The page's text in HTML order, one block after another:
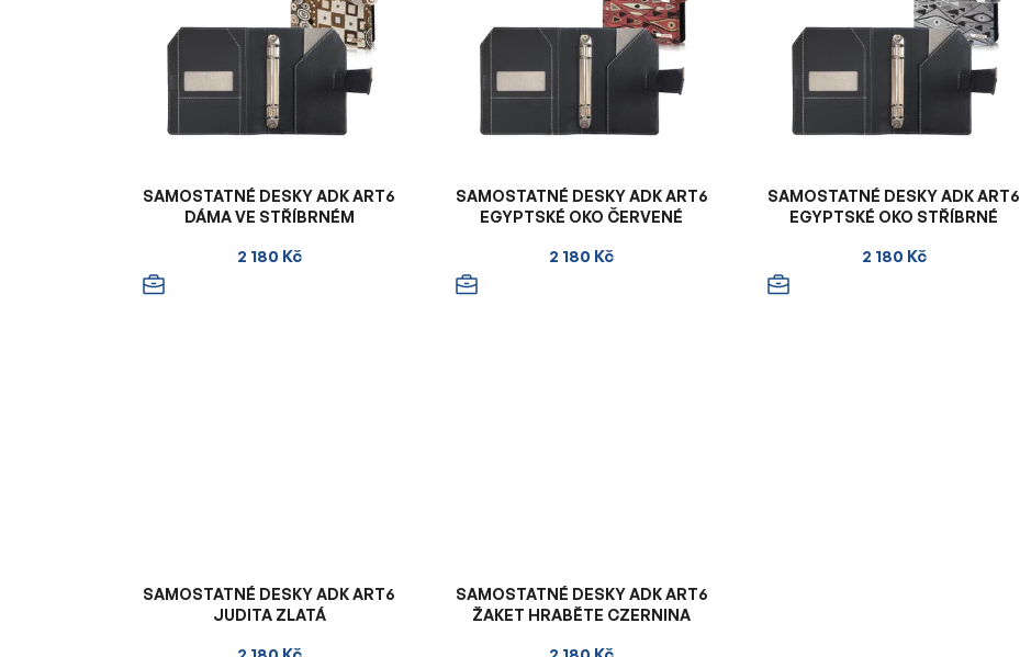
SAMOSTATNÉ DESKY ADK ART6
DÁMA VE STŘÍBRNÉM
2 180 Kč
SAMOSTATNÉ DESKY ADK ART6
EGYPTSKÉ OKO ČERVENÉ
2 180 Kč
SAMOSTATNÉ DESKY ADK ART6
EGYPTSKÉ OKO STŘÍBRNÉ
2 180 Kč
SAMOSTATNÉ DESKY ADK ART6
JUDITA ZLATÁ
SAMOSTATNÉ DESKY ADK ART6
ŽAKET HRABĚTE CZERNINA